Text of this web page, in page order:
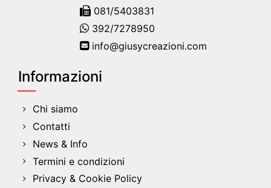
081/5403831
392/7278950
info@giusycreazioni.com
Informazioni
Chi siamo
Contatti
News & Info
Termini e condizioni
Privacy & Cookie Policy